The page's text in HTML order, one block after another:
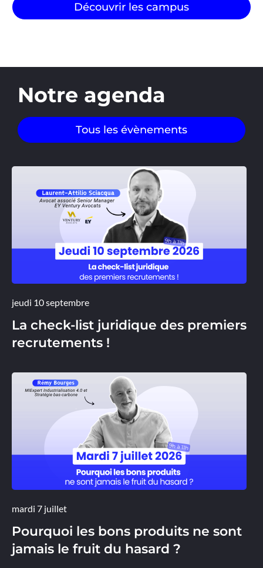
Découvrir les campus
Notre agenda
Tous les évènements
jeudi 10 septembre
La check-list juridique des premiers
recrutements !
mardi 7 juillet
Pourquoi les bons produits ne sont
jamais le fruit du hasard ?